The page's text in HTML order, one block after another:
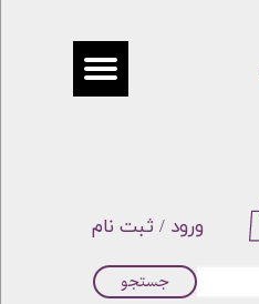
ورود / ثبت نام
جستجو